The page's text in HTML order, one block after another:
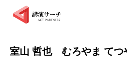
室山 哲也 むろやま て